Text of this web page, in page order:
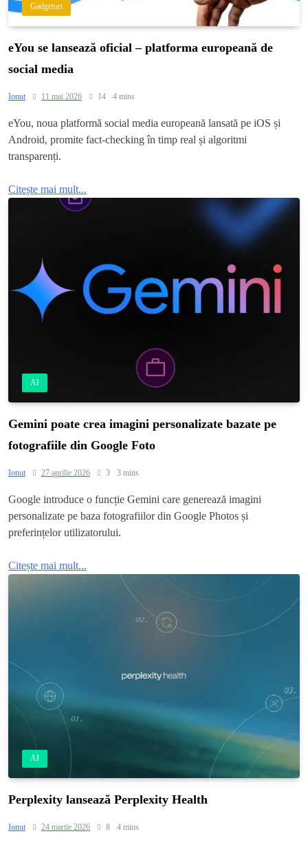
Gadgeturi
eYou se lansează oficial – platforma europeană de
social media
Ionut 11 mai 2026 14 4 mins
eYou, noua platformă social media europeană lansată pe iOS și
Android, promite fact-checking în timp real și algoritmi
transparenți.
Citește mai mult...
AI
Gemini poate crea imagini personalizate bazate pe
fotografiile din Google Foto
Ionut 27 aprilie 2026 3 3 mins
Google introduce o funcție Gemini care generează imagini
personalizate pe baza fotografiilor din Google Photos și
preferințelor utilizatorului.
Citește mai mult...
AI
Perplexity lansează Perplexity Health
Ionut 24 martie 2026 8 4 mins